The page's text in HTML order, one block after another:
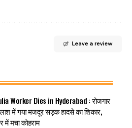
Leave a review
Worker Dies in Hyderabad : रोजगार
में गया मजदूर सड़क हादसे का शिकार,
में मचा कोहराम